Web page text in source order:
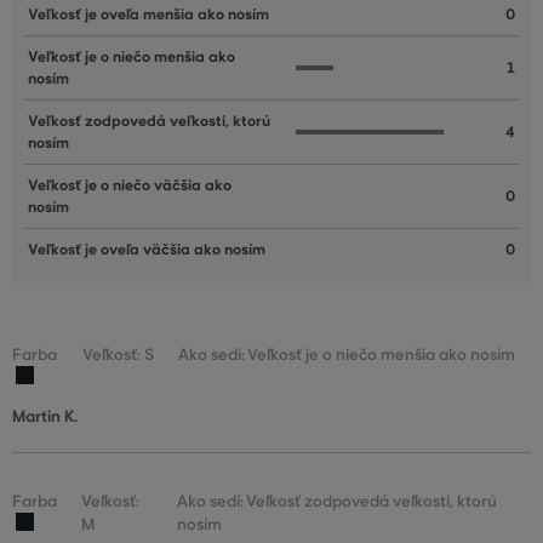
Veľkosť je oveľa menšia ako nosím 0
Veľkosť je o niečo menšia ako
nosím
1
Veľkosť zodpovedá veľkosti, ktorú
nosím
4
Veľkosť je o niečo väčšia ako
nosím
0
Veľkosť je oveľa väčšia ako nosím 0
Farba Veľkosť: S Ako sedí: Veľkosť je o niečo menšia ako nosím
Martin K.
Farba
Veľkosť:
M
Ako sedí: Veľkosť zodpovedá veľkosti, ktorú
nosím